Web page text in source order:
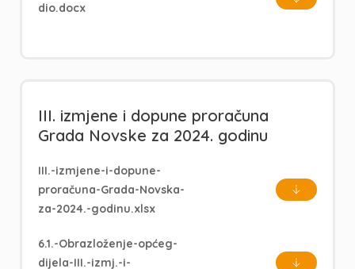
dio.docx
III. izmjene i dopune proračuna
Grada Novske za 2024. godinu
III.-izmjene-i-dopune-
proračuna-Grada-Novska-
za-2024.-godinu.xlsx
6.1.-Obrazloženje-općeg-
dijela-III.-izmj.-i-